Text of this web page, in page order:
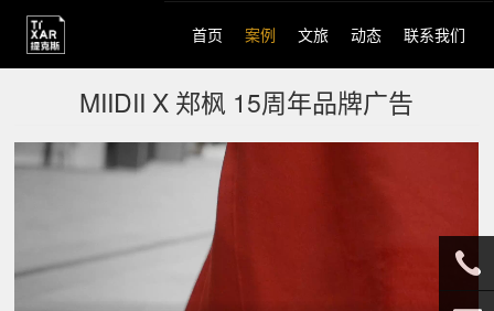
Main
navigation
首页 案例 文旅 动态 联系我们
MIIDII X 郑枫 15周年品牌广告